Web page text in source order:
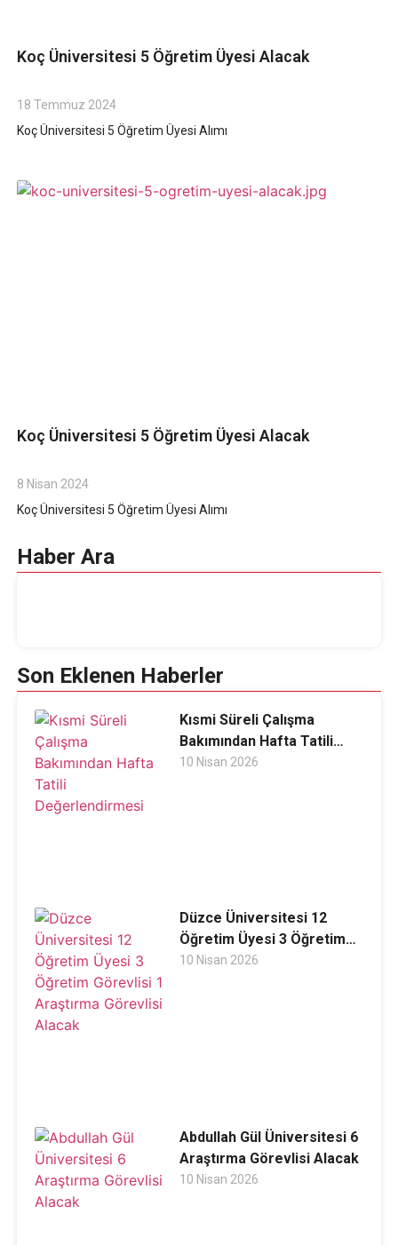
Koç Üniversitesi 5 Öğretim Üyesi Alacak
18 Temmuz 2024
Koç Üniversitesi 5 Öğretim Üyesi Alımı
Koç Üniversitesi 5 Öğretim Üyesi Alacak
8 Nisan 2024
Koç Üniversitesi 5 Öğretim Üyesi Alımı
Haber Ara
Son Eklenen Haberler
Kısmi Süreli Çalışma
Bakımından Hafta Tatili
Değerlendirmesi
10 Nisan 2026
Düzce Üniversitesi 12
Öğretim Üyesi 3 Öğretim
Görevlisi 1 Araştırma
10 Nisan 2026
Abdullah Gül Üniversitesi 6
Araştırma Görevlisi Alacak
10 Nisan 2026